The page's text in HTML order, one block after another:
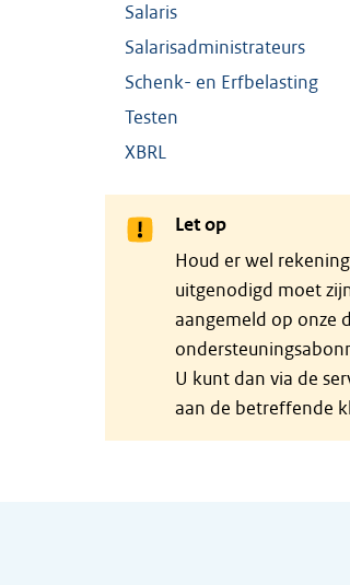
Salaris
Salarisadministrateurs
Schenk- en Erfbelasting
Testen
XBRL
Let op
Houd er wel
uitgenodigd moet
aangemeld op onze
U kunt dan via de
aan de betreffende